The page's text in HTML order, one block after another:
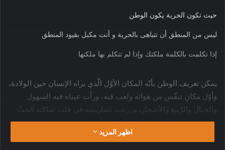
حيث تكون الحرية يكون الوطن
ليس من المنطق أن تتباهى بالحرية و أنت مكبل بقيود المنطق
إذا تكلمت بالكلمة ملكتك وإذا لم تتكلم بها ملكتها
يمكن تعريف الوطن بأنّه المكان الأوّل الّذي يراه الإنسان حين الولادة،
وأوّل مكانٍ تنفّس من هوائه ولعب فيه، ورأت عيناه فيه السهول
والجبال والرّبيع والأشجار، وزرعت تضاريسه في قلب ساكنه الحبّ
والحنين والاشتياق؛ فهو كالأمّ الرؤوم الّتي لا تستغني عن أطفالها
اظهر المزيد